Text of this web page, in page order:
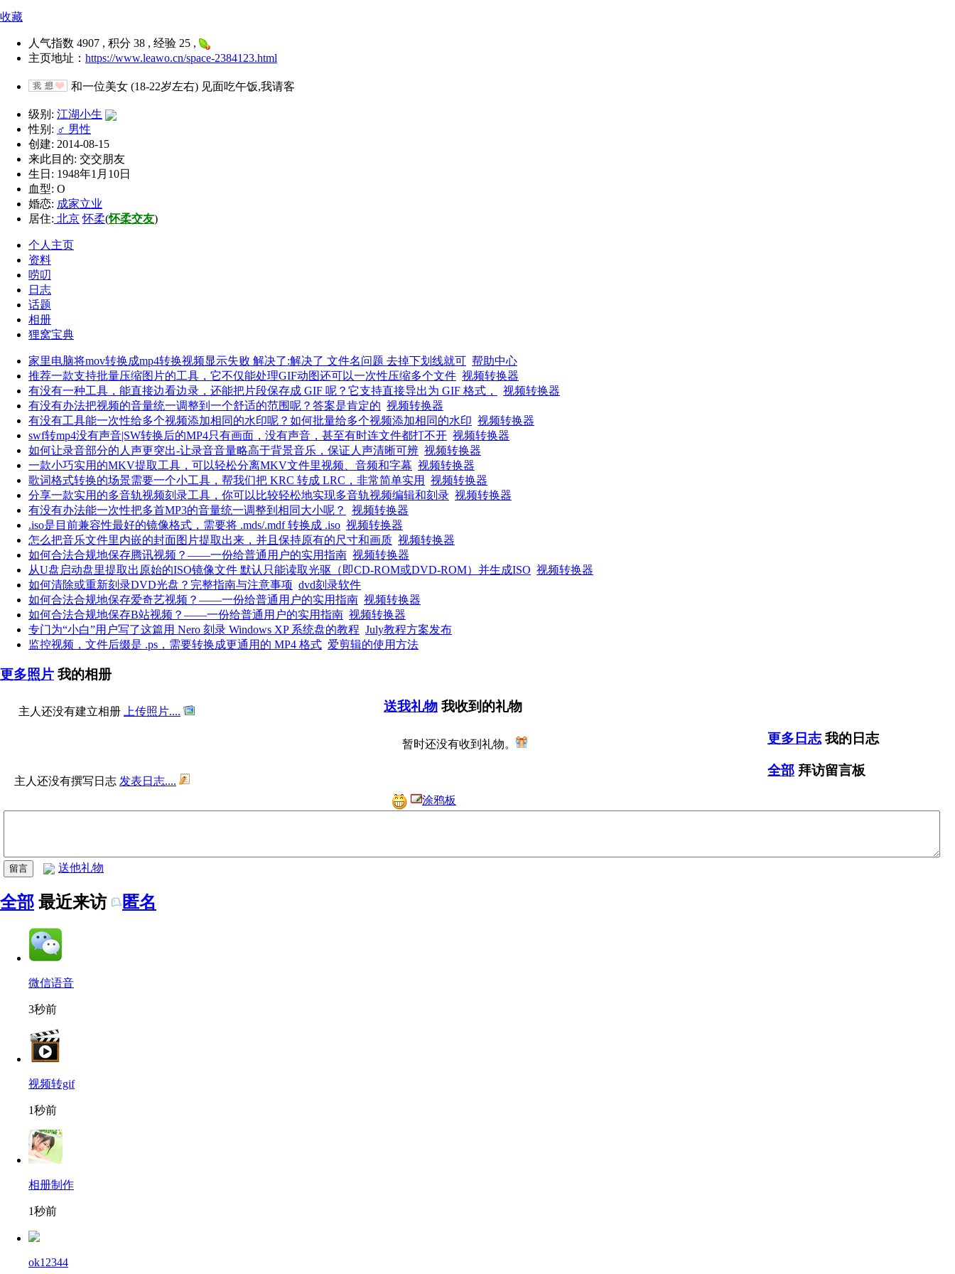
收藏
人气指数 4907 , 积分 38 , 经验 25 ,
主页地址： https://www.leawo.cn/space-2384123.html
和一位美女 (18-22岁左右) 见面吃午饭,我请客
级别: 江湖小生
性别: ♂ 男性
创建: 2014-08-15
来此目的: 交交朋友
生日: 1948年1月10日
血型: O
婚恋: 成家立业
居住: 北京 怀柔(怀柔交友)
个人主页
资料
唠叨
日志
话题
相册
狸窝宝典
家里电脑将mov转换成mp4转换视频显示失败 解决了:解决了 文件名问题 去掉下划线就可 帮助中心
推荐一款支持批量压缩图片的工具，它不仅能处理GIF动图还可以一次性压缩多个文件 视频转换器
有没有一种工具，能直接边看边录，还能把片段保存成 GIF 呢？它支持直接导出为 GIF 格式，
视频转换器
有没有办法把视频的音量统一调整到一个舒适的范围呢？答案是肯定的 视频转换器
有没有工具能一次性给多个视频添加相同的水印呢？如何批量给多个视频添加相同的水印 视频转换器
swf转mp4没有声音|SW转换后的MP4只有画面，没有声音，甚至有时连文件都打不开 视频转换器
如何让录音部分的人声更突出-让录音音量略高于背景音乐，保证人声清晰可辨 视频转换器
一款小巧实用的MKV提取工具，可以轻松分离MKV文件里视频、音频和字幕 视频转换器
歌词格式转换的场景需要一个小工具，帮我们把 KRC 转成 LRC，非常简单实用
视频转换器
分享一款实用的多音轨视频刻录工具，你可以比较轻松地实现多音轨视频编辑和刻录 视频转换器
有没有办法能一次性把多首MP3的音量统一调整到相同大小呢？
视频转换器
.iso是目前兼容性最好的镜像格式，需要将 .mds/.mdf 转换成 .iso 视频转换器
怎么把音乐文件里内嵌的封面图片提取出来，并且保持原有的尺寸和画质 视频转换器
如何合法合规地保存腾讯视频？——一份给普通用户的实用指南 视频转换器
从U盘启动盘里提取出原始的ISO镜像文件 默认只能读取光驱（即CD-ROM或DVD-ROM）并生成ISO 视频转换器
如何清除或重新刻录DVD光盘？完整指南与注意事项 dvd刻录软件
如何合法合规地保存爱奇艺视频？——一份给普通用户的实用指南 视频转换器
如何合法合规地保存B站视频？——一份给普通用户的实用指南 视频转换器
专门为“小白”用户写了这篇用 Nero 刻录 Windows XP 系统盘的教程 July教程方案发布
监控视频，文件后缀是 .ps，需要转换成更通用的 MP4 格式 爱剪辑的使用方法
更多照片 我的相册
主人还没有建立相册 上传照片.... 送我礼物 我收到的礼物
暂时还没有收到礼物。 更多日志 我的日志
主人还没有撰写日志 发表日志....
全部 拜访留言板
涂鸦板
送他礼物
全部 最近来访 匿名
微信语音
3秒前
视频转gif
1秒前
相册制作
1秒前
ok12344